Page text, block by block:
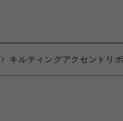
キルティングアクセントリ